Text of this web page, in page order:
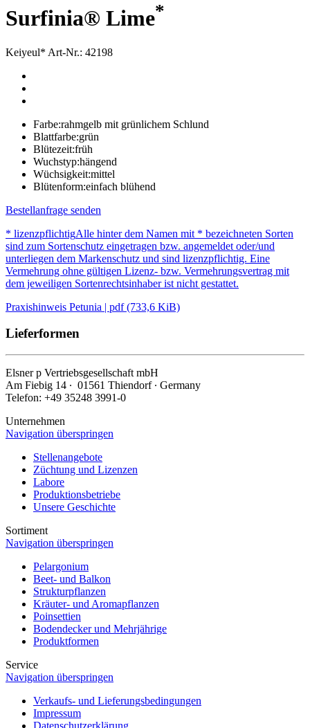
Surfinia® Lime*
Keiyeul* Art-Nr.: 42198
Farbe:rahmgelb mit grünlichem Schlund
Blattfarbe:grün
Blütezeit:früh
Wuchstyp:hängend
Wüchsigkeit:mittel
Blütenform:einfach blühend
Bestellanfrage senden
* lizenzpflichtigAlle hinter dem Namen mit * bezeichneten Sorten
sind zum Sortenschutz eingetragen bzw. angemeldet oder/und
unterliegen dem Markenschutz und sind lizenzpflichtig. Eine
Vermehrung ohne gültigen Lizenz- bzw. Vermehrungsvertrag mit
dem jeweiligen Sortenrechtsinhaber ist nicht gestattet.
Praxishinweis Petunia | pdf (733,6 KiB)
Lieferformen
Elsnerp Vertriebsgesellschaft mbH
Am Fiebig 14 ∙ 01561 Thiendorf ∙ Germany
Telefon: +49 35248 3991-0
Unternehmen
Navigation überspringen
Stellenangebote
Züchtung und Lizenzen
Labore
Produktionsbetriebe
Unsere Geschichte
Sortiment
Navigation überspringen
Pelargonium
Beet- und Balkon
Strukturpflanzen
Kräuter- und Aromapflanzen
Poinsettien
Bodendecker und Mehrjährige
Produktformen
Service
Navigation überspringen
Verkaufs- und Lieferungsbedingungen
Impressum
Datenschutzerklärung